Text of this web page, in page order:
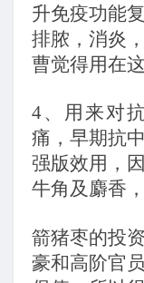
升免疫功能
排脓，消炎
曹觉得用在
4、用来对
痛，早期抗
强版效用，
牛角及麝香
箭猪枣的投
豪和高阶官